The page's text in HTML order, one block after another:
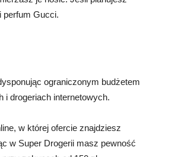
perfum Gucci.
ograniczonym budżetem
i drogeriach internetowych.
w której ofercie znajdziesz
w Super Drogerii masz pewność